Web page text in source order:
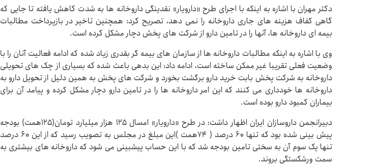
دکتر مهران با اشاره به اینکه با اجرای طرح «دارویار» نقدینگی داروخانه ها به شدت کاهش یافته تا جایی که
گاهی کفاف هزینه های جاری داروخانه را نمی‌ دهد، تصریح کرد: همچنین تاخیر در بازپرداخت مطالبات
بیمه ای داروخانه ها، آنها را در تامین دارو از شرکت های پخش دچار مشکل کرده است.
وی با اشاره به اینکه مطالبات داروخانه ها از سازمان های بیمه گر بقدری زیاد شده که ادامه فعالیت آنان را با
وضعیت فعلی تقریبا غیر ممکن ساخته است، ادامه داد: این بدهی باعث شده که بسیاری از چک های تحویلی
داروخانه به شرکت پخش بابت خرید دارو برگشت بخورد و شرکت های پخش به همین دلیل از تحویل دارو به
داروخانه ها خودداری می کنند که این امر داروخانه ها را در تامین دارو دچار مشکل کرده و پیامد آن برای
بیماران کمبود دارو بوده است.
دبیرانجمن داروسازان ایران اظهار داشت: در طرح «دارویار» امسال ۱۲۵ هزار میلیارد تومان(۱۲۵همت) بودجه
پیش بینی شده بود که تنها ۶۰ درصد ( ۷۴همت )این مبلغ در مجلس به تصویب رسید که از این ۶۰ درصد
تنها یک سوم آن به سختی تامین بودجه شد که با این حساب پیشبینی می شود که داروخانه های بیشتری به
سمت ورشکستگی بروند.